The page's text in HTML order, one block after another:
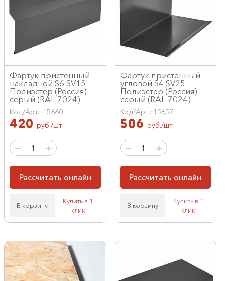
Фартук пристенный
накладной S6 SV15
Полиэстер (Россия)
серый (RAL 7024)
Код/Арт.: 15660
420 руб./шт
Рассчитать онлайн
В корзину
Купить в 1
клик
Фартук пристенный
угловой S4 SV25
Полиэстер (Россия)
серый (RAL 7024)
Код/Арт.: 15657
506 руб./шт
Рассчитать онлайн
В корзину
Купить в 1
клик